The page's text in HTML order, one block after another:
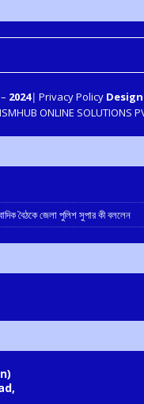
2024| Privacy Policy
ONLINE SOLUTIONS
বৈঠকে জেলা পুলিশ সুপার কী বললেন